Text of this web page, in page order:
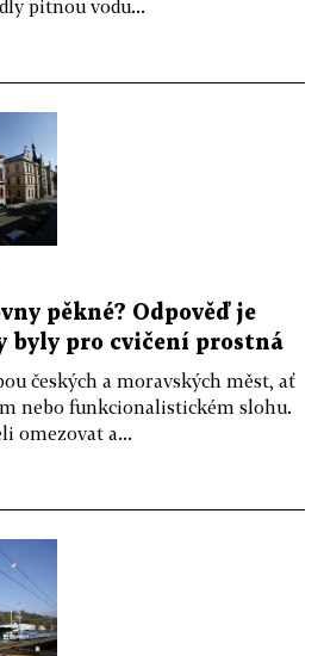
pitnou vodu...
pěkné? Odpověď je
byly pro cvičení prostná
českých a moravských měst, ať
nebo funkcionalistickém slohu.
omezovat a...